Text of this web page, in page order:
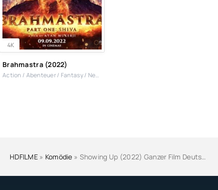
4K
Brahmastra (2022)
Action / Abenteuer / Fantasy / Neue Filme
HDFILME» Komödie » Showing Up (2022) Ganzer Film Deutsch Online Stream Anschauen